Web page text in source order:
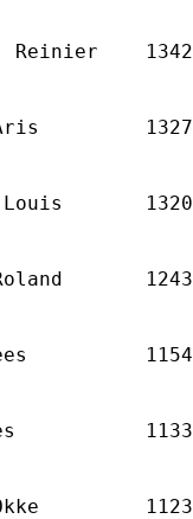
Reinier    1342
1327
Louis       1320
1243
1154
1133
1123